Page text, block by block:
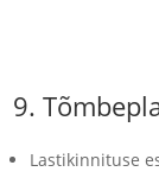
9.
Lastikinnituse